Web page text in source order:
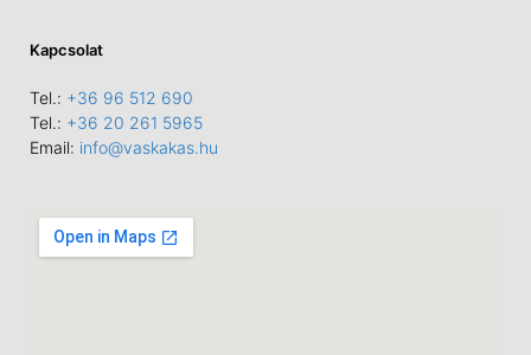
Kapcsolat
Tel.: +36 96 512 690
Tel.: +36 20 261 5965
Email: info@vaskakas.hu